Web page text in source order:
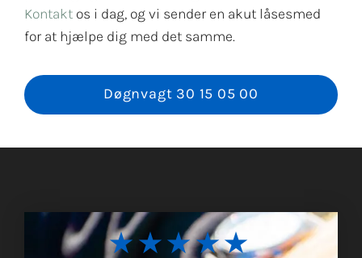
Kontakt os i dag, og vi sender en akut låsesmed
for at hjælpe dig med det samme.
Døgnvagt 30 15 05 00
★★★★★